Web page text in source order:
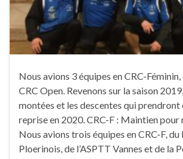
Nous avions 3 équipes en CRC-
CRC Open. Revenons sur la saison
montées et les descentes qui prendront
reprise en 2020. CRC-F : Maintien pour
Nous avions trois équipes en CRC-F,
Ploerinois, de l’ASPTT Vannes et de la